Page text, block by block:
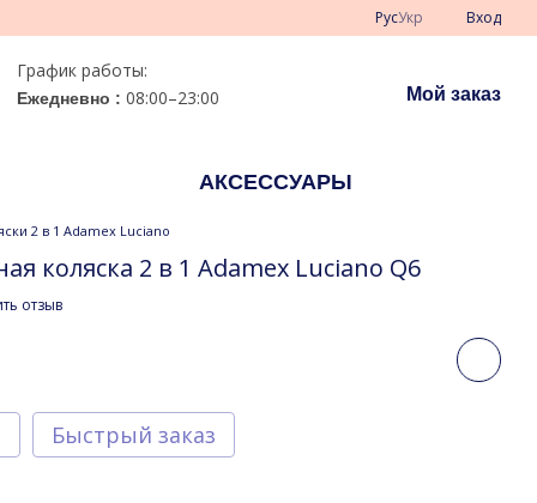
РусУкр Вход
График работы:
Ежедневно : 08:00–23:00 Мой заказ
АКСЕССУАРЫ
2 в 1 Adamex Luciano
коляска 2 в 1 Adamex Luciano Q6
отзыв
Быстрый заказ